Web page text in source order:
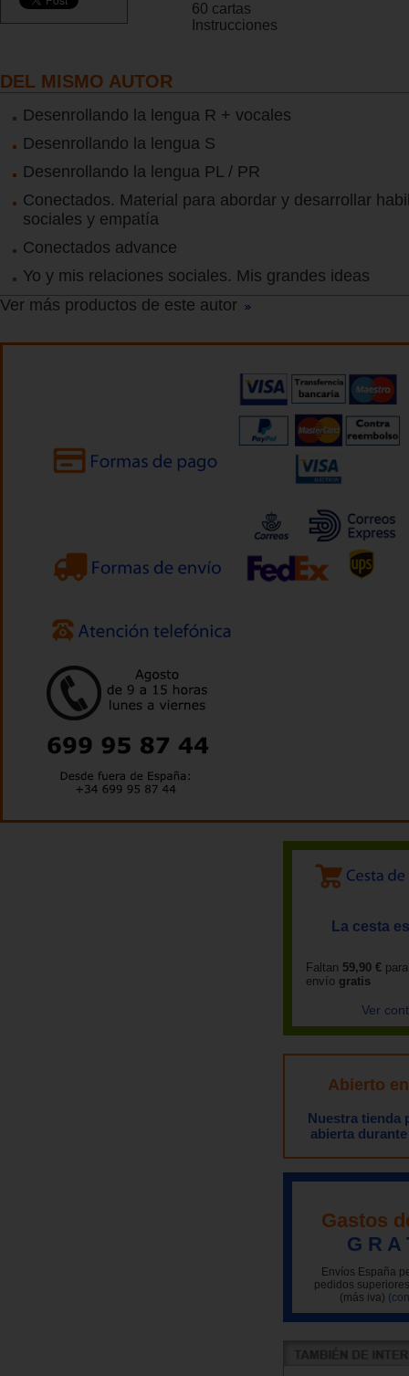
60 cartas
Instrucciones
DEL MISMO AUTOR
Desenrollando la lengua R + vocales
Desenrollando la lengua S
Desenrollando la lengua PL / PR
Conectados. Material para abordar y desarrollar
sociales y empatía
Conectados advance
Yo y mis relaciones sociales. Mis grandes ideas
Ver más productos de este autor
La cesta
Faltan 59,90 €
envío gratis
Ver
Abierto
Nuestra tienda
abierta
Gastos
G R A
Envíos España
pedidos
(más iva)